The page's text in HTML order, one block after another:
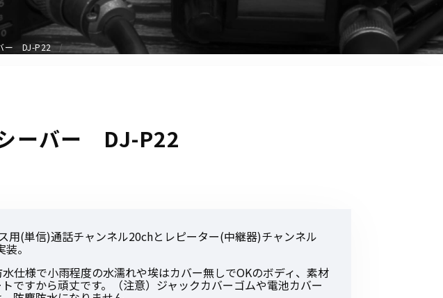
ク
リー
ポータブルワイヤレスアンプ
その他取扱商品
DCDCコンバーター/直流安定
化電源
ー DJ-P22
ーバー DJ-P22
用(単信)通話チャンネル20chとレピーター(中継器)チャンネル
。
仕様で小雨程度の水濡れや埃はカバー無しでOKのボディ、素材
ですから頑丈です。（注意）ジャックカバーゴムや電池カバー